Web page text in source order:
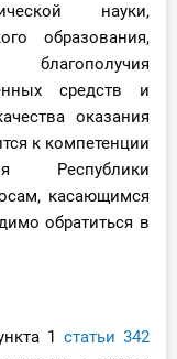
науки,
образования,
благополучия
средств и
оказания
к компетенции
Республики
касающимся
обратиться в
1 статьи 342